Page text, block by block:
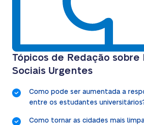
Tópicos de Redação sobre
Sociais Urgentes
Como pode ser aumentada a
entre os estudantes
Como tornar as cidades mais